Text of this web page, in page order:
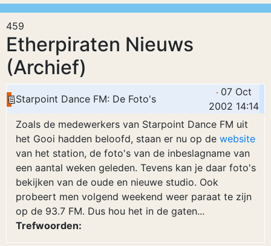
459
Etherpiraten Nieuws
(Archief)
Starpoint Dance FM: De Foto's
07 Oct
2002 14:14
Zoals de medewerkers van Starpoint Dance FM uit
het Gooi hadden beloofd, staan er nu op de website
van het station, de foto's van de inbeslagname van
een aantal weken geleden. Tevens kan je daar foto's
bekijken van de oude en nieuwe studio. Ook
probeert men volgend weekend weer paraat te zijn
op de 93.7 FM. Dus hou het in de gaten...
Trefwoorden: